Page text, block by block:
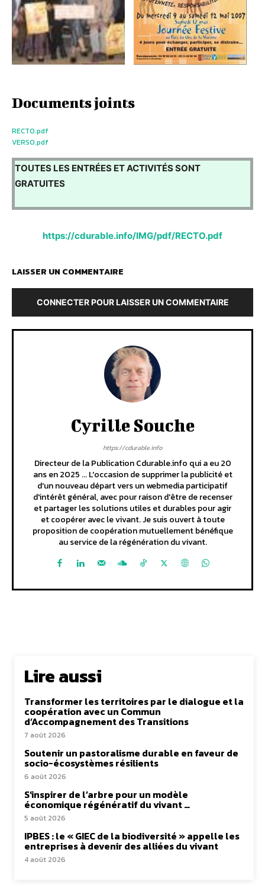
Documents joints
RECTO.pdf
VERSO.pdf
TOUTES LES ENTRÉES ET ACTIVITÉS SONT
GRATUITES
https://cdurable.info/IMG/pdf/RECTO.pdf
LAISSER UN COMMENTAIRE
CONNECTER POUR LAISSER UN COMMENTAIRE
Cyrille Souche
https://cdurable.info
Directeur de la Publication Cdurable.info qui a eu 20
ans en 2025 ... L'occasion de supprimer la publicité et
d'un nouveau départ vers un webmedia participatif
d'intérêt général, avec pour raison d'être de recenser
et partager les solutions utiles et durables pour agir
et coopérer avec le vivant. Je suis ouvert à toute
proposition de coopération mutuellement bénéfique
au service de la régénération du vivant.
Lire aussi
Transformer les territoires par le dialogue et la
coopération avec un Commun
d’Accompagnement des Transitions
7 août 2026
Soutenir un pastoralisme durable en faveur de
socio-écosystèmes résilients
6 août 2026
S’inspirer de l’arbre pour un modèle
économique régénératif du vivant …
5 août 2026
IPBES : le « GIEC de la biodiversité » appelle les
entreprises à devenir des alliées du vivant
4 août 2026